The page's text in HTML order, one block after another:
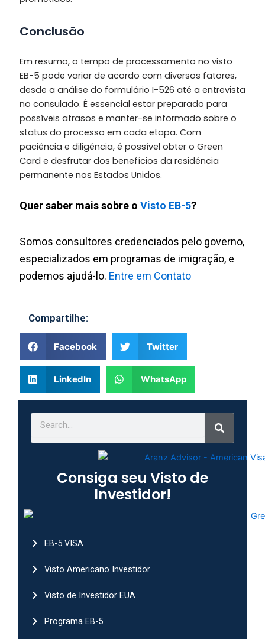
Conclusão
Em resumo, o tempo de processamento no visto
EB-5 pode variar de acordo com diversos fatores,
desde a análise do formulário I-526 até a entrevista
no consulado. É essencial estar preparado para
possíveis atrasos e manter-se informado sobre o
status do processo em cada etapa. Com
paciência e diligência, é possível obter o Green
Card e desfrutar dos benefícios da residência
permanente nos Estados Unidos.
Quer saber mais sobre o Visto EB-5?
Somos consultores credenciados pelo governo,
especializados em programas de imigração, e
podemos ajudá-lo. Entre em Contato
Compartilhe:
Facebook Twitter
LinkedIn WhatsApp
Search
Consiga seu Visto de
Investidor!
EB-5 VISA
Visto Americano Investidor
Visto de Investidor EUA
Programa EB-5